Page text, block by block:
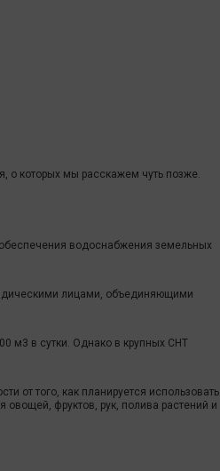
о которых мы расскажем чуть позже.
водоснабжения земельных
лицами, объединяющими
м3 в сутки. Однако в крупных СНТ
от того, как планируется использовать
фруктов, рук, полива растений и